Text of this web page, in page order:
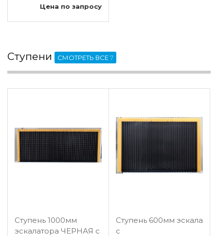
Цена по запросу
Ступени СМОТРЕТЬ ВСЕ7
Ступень 1000мм
эскалатора ЧЕРНАЯ с
Ступень 600мм
с